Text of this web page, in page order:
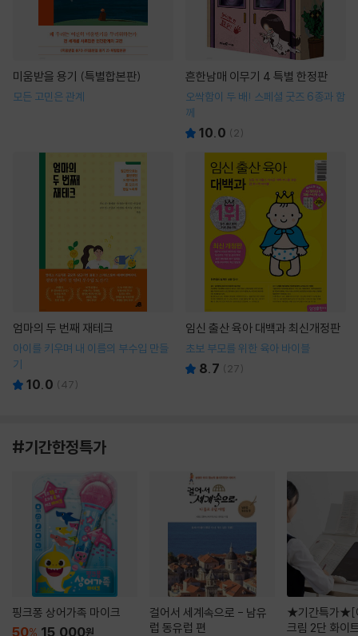
미움받을 용기 (특별합본판)
모든 고민은 관계
흔한남매 이무기 4 특별 한정판
오싹함이 두 배! 스페셜 굿즈 6종과 함
께
10.0 ( 2)
엄마의 두 번째 재테크
아이를 키우며 내 이름의 부수입 만들
기
10.0 (47)
임신 출산 육아 대백과 최신개정판
초보 부모를 위한 육아 바이블
8.7 ( 27)
#기간한정특가
핑크퐁 상어가족 마이크
50% 15,000원
걸어서 세계속으로 - 남유
럽 동유럽 편
★기간특가★[
크림 2단 화이